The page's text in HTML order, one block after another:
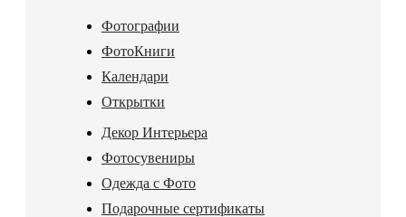
Фотографии
ФотоКниги
Календари
Открытки
Декор Интерьера
Фотосувениры
Одежда с Фото
Подарочные сертификаты